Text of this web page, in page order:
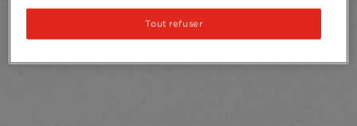
2 Produits Sort:Les plus recommandés
Tout refuser